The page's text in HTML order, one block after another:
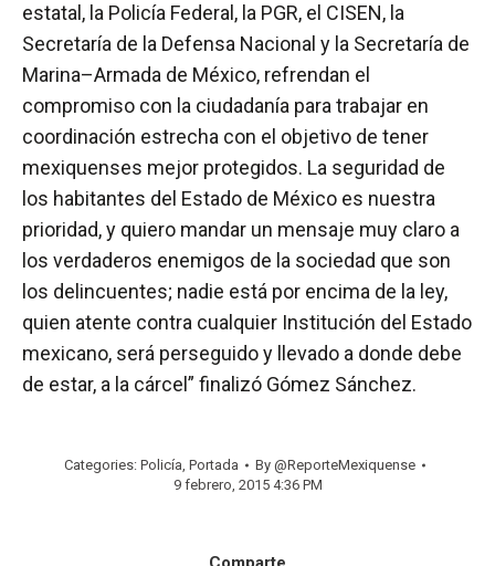
estatal, la Policía Federal, la PGR, el CISEN, la
Secretaría de la Defensa Nacional y la Secretaría de
Marina–Armada de México, refrendan el
compromiso con la ciudadanía para trabajar en
coordinación estrecha con el objetivo de tener
mexiquenses mejor protegidos. La seguridad de
los habitantes del Estado de México es nuestra
prioridad, y quiero mandar un mensaje muy claro a
los verdaderos enemigos de la sociedad que son
los delincuentes; nadie está por encima de la ley,
quien atente contra cualquier Institución del Estado
mexicano, será perseguido y llevado a donde debe
de estar, a la cárcel” finalizó Gómez Sánchez.
Categories: Policía, Portada By @ReporteMexiquense
9 febrero, 2015 4:36 PM